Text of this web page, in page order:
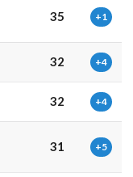
35 +1
32 +4
32 +4
31 +5